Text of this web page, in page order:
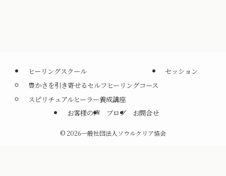
ヒーリングスクール
豊かさを引き寄せるセルフヒーリングコース
スピリチュアルヒーラー養成講座
セッション
お客様の声 ブログ お問合せ
© 2026一般社団法人ソウルクリア協会